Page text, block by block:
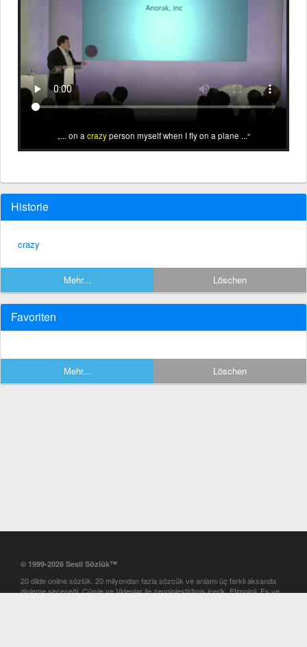
... on a crazyperson myself when I fly on a plane ...
Historie
crazy
Mehr... Löschen
Favoriten
Mehr... Löschen
© 1999-2026 Sesli Sözlük™
20 dilde online sözlük. 20 milyondan fazla sözcük ve anlamı üç farklı aksanda
dinleme seçeneği. Cümle ve Videolar ile zenginleştirilmiş içerik. Etimoloji, Eş ve